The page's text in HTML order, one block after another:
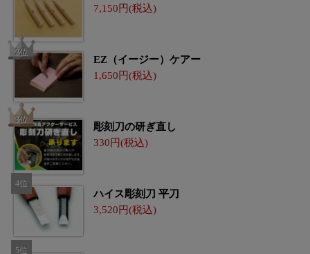
7,150
EZ（イージー）ケアー
1,650
彫刻刀の研ぎ直し
330
ハイス彫刻刀 平刀
3,520